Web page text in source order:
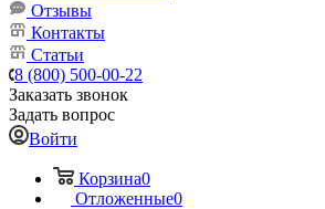
Отзывы
Контакты
Статьи
8 (800) 500-00-22
Заказать звонок
Задать вопрос
Войти
Корзина0
Отложенные0